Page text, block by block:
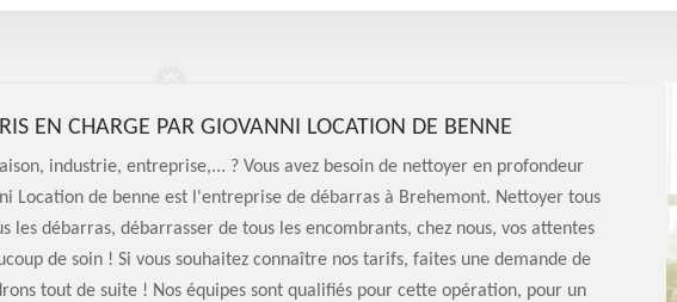
qualité en toute circonstance
EN CHARGE PAR GIOVANNI LOCATION DE BENNE
industrie, entreprise,... ? Vous avez besoin de nettoyer en profondeur
Location de benne est l'entreprise de débarras à Brehemont. Nettoyer tous
les débarras, débarrasser de tous les encombrants, chez nous, vos attentes
de soin ! Si vous souhaitez connaître nos tarifs, faites une demande de
tout de suite ! Nos équipes sont qualifiés pour cette opération, pour un